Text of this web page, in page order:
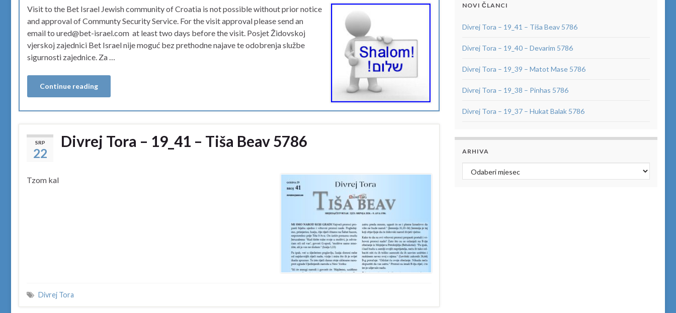
Visit to the Bet Israel Jewish community of Croatia is not possible without prior notice
and approval of Communty Security Service. For the visit approval please send an
email to ured@bet-israel.com at least two days before the visit. Posjet Židovskoj
vjerskoj zajednici Bet Israel nije moguć bez prethodne najave te odobrenja službe
sigurnosti zajednice. Za …
Continue reading
SRP
22
Divrej Tora – 19_41 – Tiša Beav 5786
Tzom kal
Divrej Tora
NOVI ČLANCI
Divrej Tora – 19_41 – Tiša Beav 5786
Divrej Tora – 19_40 – Devarim 5786
Divrej Tora – 19_39 – Matot Mase 5786
Divrej Tora – 19_38 – Pinhas 5786
Divrej Tora – 19_37 – Hukat Balak 5786
ARHIVA
Arhiva